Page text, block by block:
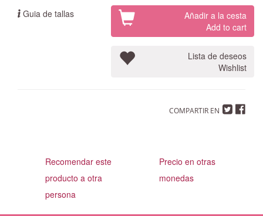
Guia de tallas
Añadir a la cesta
Add to cart
Lista de deseos
Wishlist
COMPARTIR EN
Recomendar este
producto a otra
persona
Precio en otras
monedas